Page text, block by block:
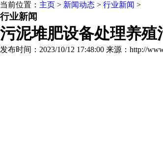
当前位置： 主页 > 新闻动态 > 行业新闻 >
行业新闻
污泥堆肥设备处理养殖
发布时间：2023/10/12 17:48:00 来源：http://